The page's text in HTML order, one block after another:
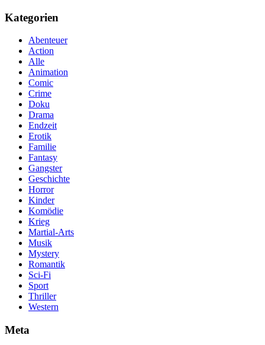
Kategorien
Abenteuer
Action
Alle
Animation
Comic
Crime
Doku
Drama
Endzeit
Erotik
Familie
Fantasy
Gangster
Geschichte
Horror
Kinder
Komödie
Krieg
Martial-Arts
Musik
Mystery
Romantik
Sci-Fi
Sport
Thriller
Western
Meta